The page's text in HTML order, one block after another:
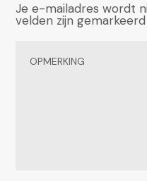
Je e-mailadres wordt
velden zijn